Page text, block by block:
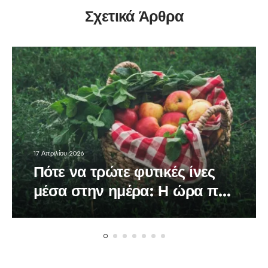
Σχετικά Άρθρα
17 Απριλίου 2026
Πότε να τρώτε φυτικές ίνες
μέσα στην ημέρα: Η ώρα που
κάνει τη διαφορά στον
οργανισμό